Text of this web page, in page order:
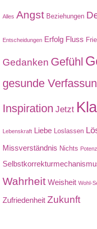
Alles Angst Beziehungen
Entscheidungen Erfolg Fluss
Gedanken Gefühl
gesunde
Inspiration Jetzt
Lebenskraft Liebe Loslassen
Missverständnis Nichts
Wahrheit Weisheit Wohl-
Zufriedenheit Zukunft